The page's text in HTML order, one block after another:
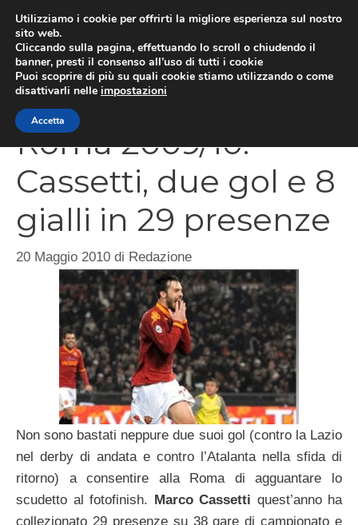
contenuto
Roma 2009/10:
Cassetti, due gol e 8
gialli in 29 presenze
20 Maggio 2010 di Redazione
Non sono bastati neppure due suoi gol (contro la Lazio
nel derby di andata e contro l’Atalanta nella sfida di
ritorno) a consentire alla Roma di agguantare lo
scudetto al fotofinish.
Marco Cassetti quest’anno ha
collezionato 29 presenze su 38 gare di campionato e
Utilizziamo i cookie per offrirti la migliore esperienza sul nostro
sito web.
Cliccando sulla pagina, effettuando lo scroll o chiudendo il
banner, presti il consenso all’uso di tutti i cookie
Puoi scoprire di più su quali cookie stiamo utilizzando o come
disattivarli nelle impostazioni
Accetta